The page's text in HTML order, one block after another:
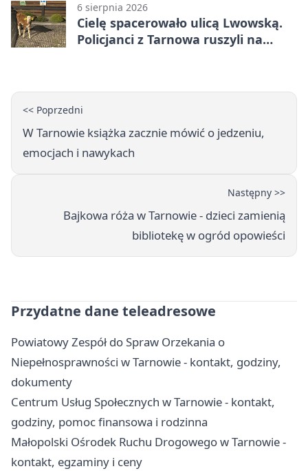
6 sierpnia 2026
Cielę spacerowało ulicą Lwowską.
Policjanci z Tarnowa ruszyli na
<< Poprzedni
W Tarnowie książka zacznie mówić o jedzeniu,
emocjach i nawykach
Następny >>
Bajkowa róża w Tarnowie - dzieci zamienią
bibliotekę w ogród opowieści
Przydatne dane teleadresowe
Powiatowy Zespół do Spraw Orzekania o
Niepełnosprawności w Tarnowie - kontakt, godziny,
dokumenty
Centrum Usług Społecznych w Tarnowie - kontakt,
godziny, pomoc finansowa i rodzinna
Małopolski Ośrodek Ruchu Drogowego w Tarnowie -
kontakt, egzaminy i ceny